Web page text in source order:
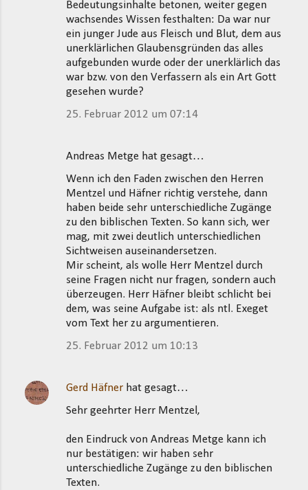
Bedeutungsinhalte betonen, weiter gegen
wachsendes Wissen festhalten: Da war nur
ein junger Jude aus Fleisch und Blut, dem aus
unerklärlichen Glaubensgründen das alles
aufgebunden wurde oder der unerklärlich das
war bzw. von den Verfassern als ein Art Gott
gesehen wurde?
25. Februar 2012 um 07:14
Andreas Metge hat gesagt…
Wenn ich den Faden zwischen den Herren
Mentzel und Häfner richtig verstehe, dann
haben beide sehr unterschiedliche Zugänge
zu den biblischen Texten. So kann sich, wer
mag, mit zwei deutlich unterschiedlichen
Sichtweisen auseinandersetzen.
Mir scheint, als wolle Herr Mentzel durch
seine Fragen nicht nur fragen, sondern auch
überzeugen. Herr Häfner bleibt schlicht bei
dem, was seine Aufgabe ist: als ntl. Exeget
vom Text her zu argumentieren.
25. Februar 2012 um 10:13
Gerd Häfner hat gesagt…
Sehr geehrter Herr Mentzel,
den Eindruck von Andreas Metge kann ich
nur bestätigen: wir haben sehr
unterschiedliche Zugänge zu den biblischen
Texten.